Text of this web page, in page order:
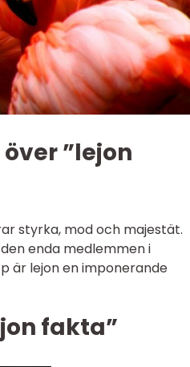
”lejon
styrka, mod och majestät.
enda medlemmen i
är lejon en imponerande
fakta”